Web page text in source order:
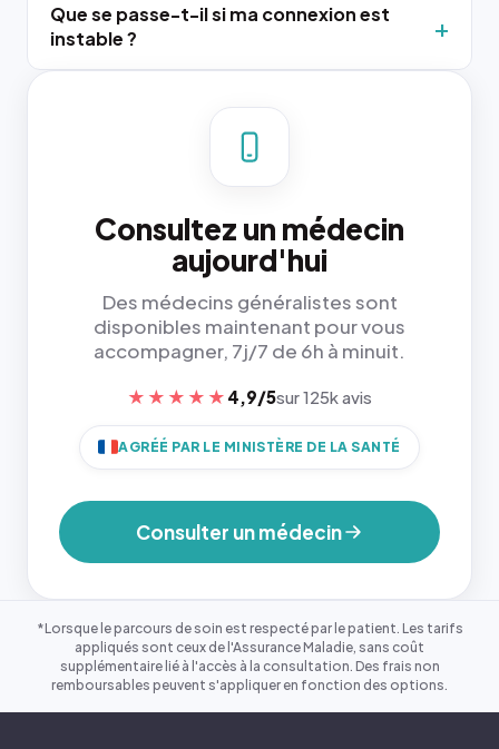
Que se passe-t-il si ma connexion est
instable ?
Consultez un médecin
aujourd'hui
Des médecins généralistes sont
disponibles maintenant pour vous
accompagner, 7j/7 de 6h à minuit.
★★★★★ 4,9/5sur 125k avis
AGRÉÉ PAR LE MINISTÈRE DE LA SANTÉ
Consulter un médecin
*Lorsque le parcours de soin est respecté par le patient. Les tarifs
appliqués sont ceux de l'Assurance Maladie, sans coût
supplémentaire lié à l'accès à la consultation. Des frais non
remboursables peuvent s'appliquer en fonction des options.